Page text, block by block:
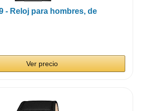
- Reloj para hombres, de
Ver precio